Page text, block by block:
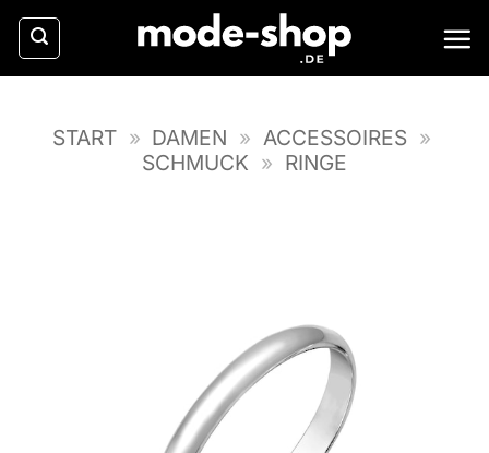
Zum
Inhalt
springen
START » DAMEN » ACCESSOIRES »
SCHMUCK » RINGE